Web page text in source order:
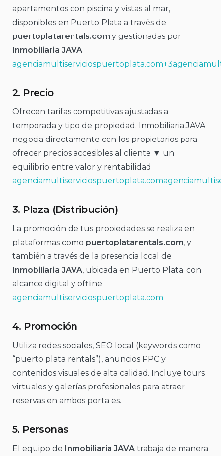
apartamentos con piscina y vistas al mar,
disponibles en Puerto Plata a través de
puertoplatarentals.com y gestionadas por
Inmobiliaria JAVA
2. Precio
Ofrecen tarifas competitivas ajustadas a
temporada y tipo de propiedad. Inmobiliaria JAVA
negocia directamente con los propietarios para
ofrecer precios accesibles al cliente ▼ un
equilibrio entre valor y rentabilidad
agenciamultiserviciospuertoplata.com
3. Plaza (Distribución)
La promoción de tus propiedades se realiza en
plataformas como puertoplatarentals.com, y
también a través de la presencia local de
Inmobiliaria JAVA, ubicada en Puerto Plata, con
alcance digital y offline
agenciamultiserviciospuertoplata.com
4. Promoción
Utiliza redes sociales, SEO local (keywords como
“puerto plata rentals”), anuncios PPC y
contenidos visuales de alta calidad. Incluye tours
virtuales y galerías profesionales para atraer
reservas en ambos portales.
5. Personas
El equipo de Inmobiliaria JAVA trabaja de manera